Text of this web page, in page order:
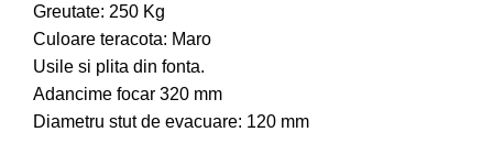
Greutate: 250 Kg
Culoare teracota: Maro
Usile si plita din fonta.
Adancime focar 320 mm
Diametru stut de evacuare: 120 mm